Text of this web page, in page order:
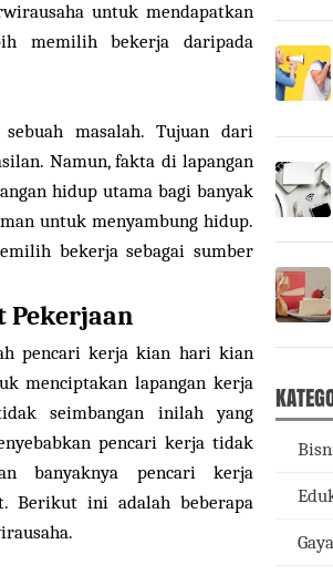
untuk mendapatkan
memilih bekerja daripada
masalah. Tujuan dari
Namun, fakta di lapangan
hidup utama bagi banyak
untuk menyambung hidup.
bekerja sebagai sumber
Pekerjaan
pencari kerja kian hari kian
menciptakan lapangan kerja
seimbangan inilah yang
pencari kerja tidak
banyaknya pencari kerja
Berikut ini adalah beberapa